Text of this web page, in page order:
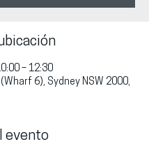
– 12:30
6), Sydney NSW 2000,
evento